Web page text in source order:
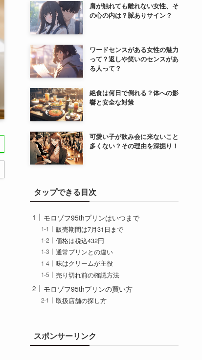
肩が触れても離れない女性、そ
の心の内は？脈ありサイン？
ワードセンスがある女性の魅力
って？返しや笑いのセンスがあ
る人って？
絶食は何日で倒れる？体への影
響と安全な対策
可愛い子が飲み会に来ないこと
多くない？その理由を深掘り！
タップできる目次
モロゾフ95thプリンはいつまで
販売期間は7月31日まで
価格は税込432円
通常プリンとの違い
味はクリームが主役
売り切れ前の確認方法
モロゾフ95thプリンの買い方
取扱店舗の探し方
限定スイーツとの比べ方
モロゾフ95thプリンのまとめ
スポンサーリンク